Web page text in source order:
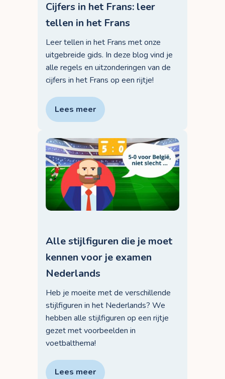
Cijfers in het Frans: leer
tellen in het Frans
Leer tellen in het Frans met onze
uitgebreide gids. In deze blog vind je
alle regels en uitzonderingen van de
cijfers in het Frans op een rijtje!
Lees meer
Alle stijlfiguren die je moet
kennen voor je examen
Nederlands
Heb je moeite met de verschillende
stijlfiguren in het Nederlands? We
hebben alle stijlfiguren op een rijtje
gezet met voorbeelden in
voetbalthema!
Lees meer